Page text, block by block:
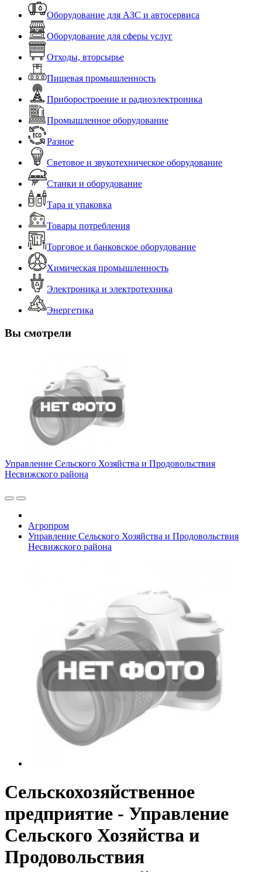
Оборудование для АЗС и автосервиса
Оборудование для сферы услуг
Отходы, вторсырье
Пищевая промышленность
Приборостроение и радиоэлектроника
Промышленное оборудование
Разное
Световое и звукотехническое оборудование
Станки и оборудование
Тара и упаковка
Товары потребления
Торговое и банковское оборудование
Химическая промышленность
Электроника и электротехника
Энергетика
Вы смотрели
Управление Сельского Хозяйства и Продовольствия
Несвижского района
Агропром
Управление Сельского Хозяйства и Продовольствия
Несвижского района
Сельскохозяйственное
предприятие - Управление
Сельского Хозяйства и
Продовольствия